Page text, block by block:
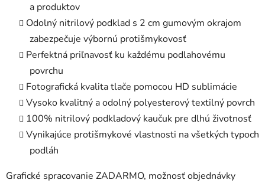
a produktov
Odolný nitrilový podklad s 2 cm gumovým okrajom
zabezpečuje výbornú protišmykovosť
Perfektná priľnavosť ku každému podlahovému
povrchu
Fotografická kvalita tlače pomocou HD sublimácie
Vysoko kvalitný a odolný polyesterový textilný povrch
100% nitrilový podkladový kaučuk pre dlhú životnosť
Vynikajúce protišmykové vlastnosti na všetkých typoch
podláh
Grafické spracovanie ZADARMO, možnosť objednávky